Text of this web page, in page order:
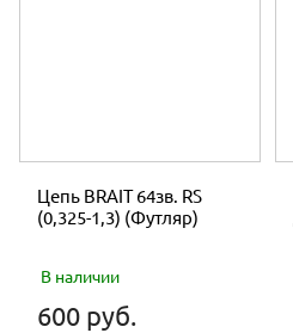
Цепь BRAIT 64зв. RS
(0,325-1,3) (Футляр)
В наличии
600 руб.